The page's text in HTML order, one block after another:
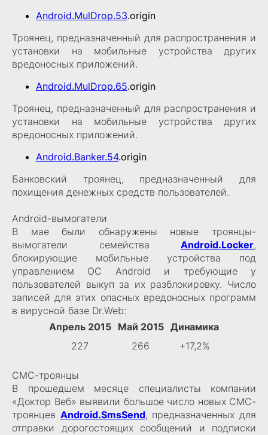
Android.MulDrop.53.origin
Троянец, предназначенный для распространения и
установки на мобильные устройства других
вредоносных приложений.
Android.MulDrop.65.origin
Троянец, предназначенный для распространения и
установки на мобильные устройства других
вредоносных приложений.
Android.Banker.54.origin
Банковский троянец, предназначенный для
похищения денежных средств пользователей.
Android-вымогатели
В мае были обнаружены новые троянцы-
вымогатели семейства Android.Locker,
блокирующие мобильные устройства под
управлением ОС Android и требующие у
пользователей выкуп за их разблокировку. Число
записей для этих опасных вредоносных программ
в вирусной базе Dr.Web:
Апрель 2015
Май 2015 Динамика
227
266 +17,2%
СМС-троянцы
В прошедшем месяце специалисты компании
«Доктор Веб» выявили большое число новых СМС-
троянцев Android.SmsSend, предназначенных для
отправки дорогостоящих сообщений и подписки